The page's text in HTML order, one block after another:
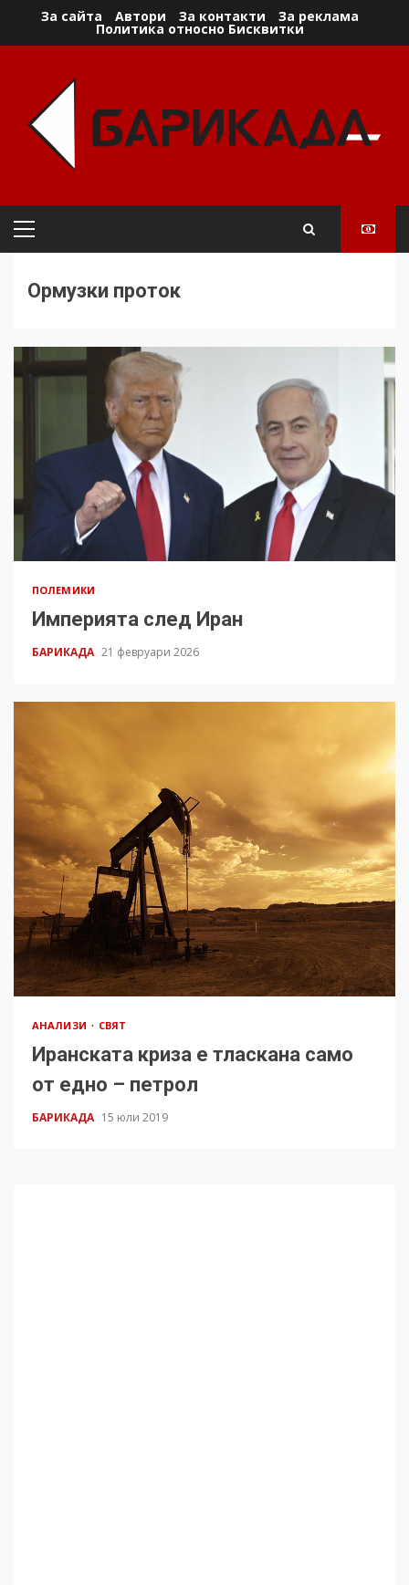
За сайта Автори За контакти За реклама
Политика относно Бисквитки
Primary
Ормузки проток
ПОЛЕМИКИ
Империята след Иран
БАРИКАДА 21 февруари 2026
АНАЛИЗИ СВЯТ
Иранската криза е тласкана само
от едно – петрол
БАРИКАДА 15 юли 2019